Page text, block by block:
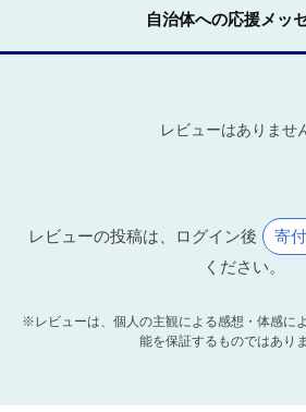
自治体への応援メッ
レビューはありませ
レビューの投稿は、ログイン後 寄
ください。
※レビューは、個人の主観による感想・体感に
能を保証するものではありま